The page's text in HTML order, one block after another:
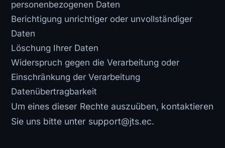
personenbezogenen Daten
Berichtigung unrichtiger oder unvollständiger
Daten
Löschung Ihrer Daten
Widerspruch gegen die Verarbeitung oder
Einschränkung der Verarbeitung
Datenübertragbarkeit
Um eines dieser Rechte auszuüben, kontaktieren
Sie uns bitte unter support@jts.ec.